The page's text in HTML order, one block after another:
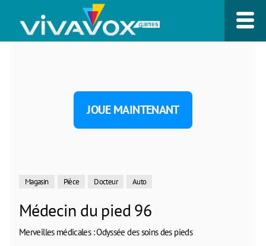
JOUE MAINTENANT
Magasin Pièce Docteur Auto
Médecin du pied 96
Merveilles médicales : Odyssée des soins des pieds